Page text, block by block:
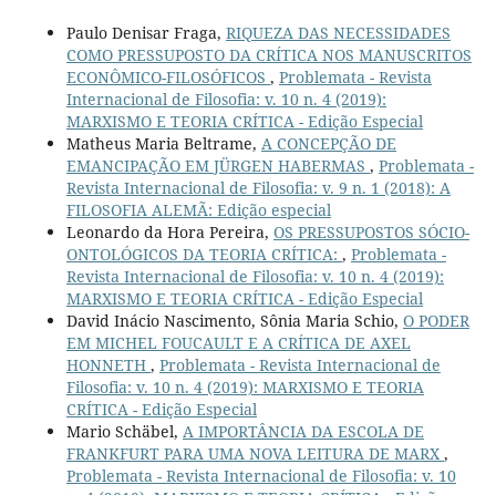
Paulo Denisar Fraga, RIQUEZA DAS NECESSIDADES
COMO PRESSUPOSTO DA CRÍTICA NOS MANUSCRITOS
ECONÔMICO-FILOSÓFICOS , Problemata - Revista
Internacional de Filosofia: v. 10 n. 4 (2019):
MARXISMO E TEORIA CRÍTICA - Edição Especial
Matheus Maria Beltrame, A CONCEPÇÃO DE
EMANCIPAÇÃO EM JÜRGEN HABERMAS , Problemata -
Revista Internacional de Filosofia: v. 9 n. 1 (2018): A
FILOSOFIA ALEMÃ: Edição especial
Leonardo da Hora Pereira, OS PRESSUPOSTOS SÓCIO-
ONTOLÓGICOS DA TEORIA CRÍTICA: , Problemata -
Revista Internacional de Filosofia: v. 10 n. 4 (2019):
MARXISMO E TEORIA CRÍTICA - Edição Especial
David Inácio Nascimento, Sônia Maria Schio, O PODER
EM MICHEL FOUCAULT E A CRÍTICA DE AXEL
HONNETH , Problemata - Revista Internacional de
Filosofia: v. 10 n. 4 (2019): MARXISMO E TEORIA
CRÍTICA - Edição Especial
Mario Schäbel, A IMPORTÂNCIA DA ESCOLA DE
FRANKFURT PARA UMA NOVA LEITURA DE MARX ,
Problemata - Revista Internacional de Filosofia: v. 10